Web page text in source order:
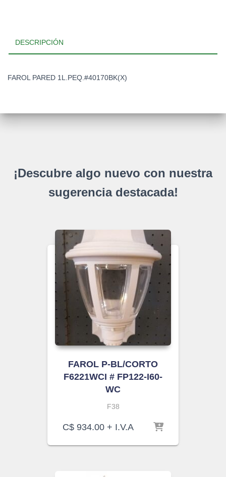
DESCRIPCIÓN
FAROL PARED 1L.PEQ.#40170BK(X)
¡Descubre algo nuevo con nuestra
sugerencia destacada!
FAROL P-BL/CORTO
F6221WCI # FP122-I60-
WC
F38
C$ 934.00 + I.V.A